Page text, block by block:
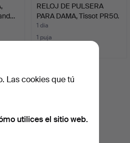
RELOJ DE PULSERA
PARA DAMA, Tissot PR50.
1 día
1 puja
concluidas
Las cookies que tú
utilices el sitio web.